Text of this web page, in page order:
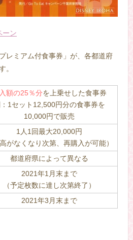
ーン
レミアム付食事券」が、各都道府
。
額の25％分を上乗せした食事券
1セット12,500円分の食事券を
10,000円で販売
1人1回最大20,000円
高がなくなり次第、再購入が可能）
都道府県によって異なる
2021年1月末まで
（予定枚数に達し次第終了）
2021年3月末まで